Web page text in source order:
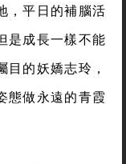
，平日的補腦活
是成長一樣不能
的妖嬌志玲，
態做永遠的青霞